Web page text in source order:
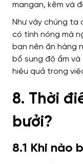
mangan, kẽm và
Như vậy chúng ta
có tính nóng mà
bạn nên ăn hàng
bổ sung độ ẩm
hiệu quả trong
8. Thời
bưởi?
8.1 Khi nào